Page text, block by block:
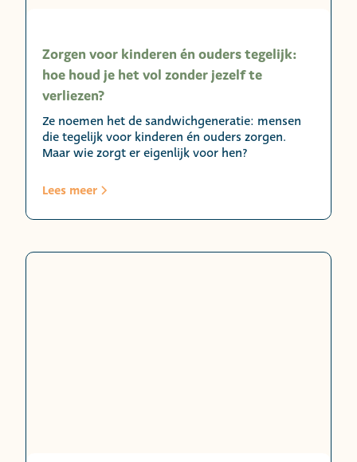
Zorgen voor kinderen én ouders tegelijk:
hoe houd je het vol zonder jezelf te
verliezen?
Ze noemen het de sandwichgeneratie: mensen
die tegelijk voor kinderen én ouders zorgen.
Maar wie zorgt er eigenlijk voor hen?
Lees meer